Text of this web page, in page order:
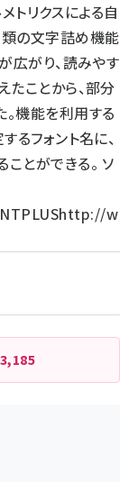
トリクスによる自
の文字詰め機能
広がり、読みやす
たことから、部分
機能を利用する
るフォント名に、
とができる。 ソ
http://w
3,185